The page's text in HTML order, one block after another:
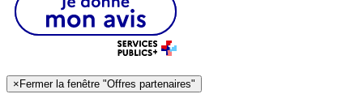
×Fermer la fenêtre "Offres partenaires"